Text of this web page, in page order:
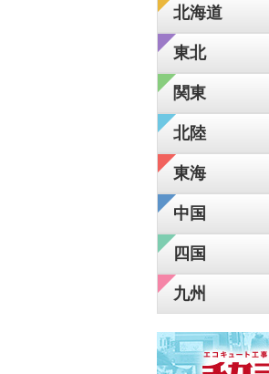
北海道
東北
関東
北陸
東海
中国
四国
九州